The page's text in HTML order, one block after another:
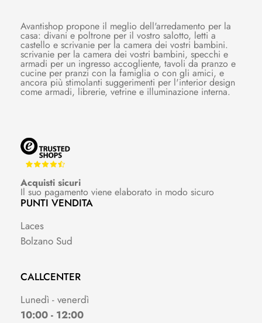
Avantishop propone il meglio dell'arredamento per la
casa: divani e poltrone per il vostro salotto, letti a
castello e scrivanie per la camera dei vostri bambini.
scrivanie per la camera dei vostri bambini, specchi e
armadi per un ingresso accogliente, tavoli da pranzo e
cucine per pranzi con la famiglia o con gli amici, e
ancora più stimolanti suggerimenti per l'interior design
come armadi, librerie, vetrine e illuminazione interna.
Acquisti sicuri
Il suo pagamento viene elaborato in modo sicuro
PUNTI VENDITA
Laces
Bolzano Sud
CALLCENTER
Lunedì - venerdì
10:00 - 12:00